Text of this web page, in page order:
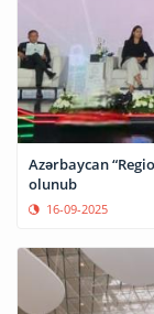
Azərbaycan
olunub
16-09-2025